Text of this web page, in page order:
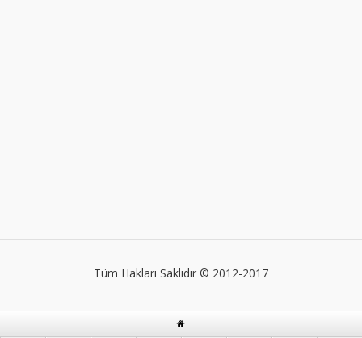
Tüm Hakları Saklıdır © 2012-2017